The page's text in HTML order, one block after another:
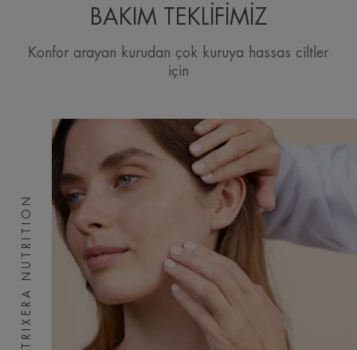
BAKIM TEKLİFİMİZ
Konfor arayan kurudan çok kuruya hassas ciltler
için
TRIXERA NUTRITION